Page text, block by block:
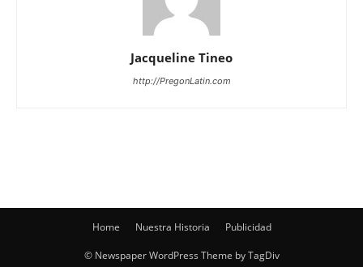
Jacqueline Tineo
http://PregonLatin.com
Home Nuestra Historia Publicidad
© Newspaper WordPress Theme by TagDiv